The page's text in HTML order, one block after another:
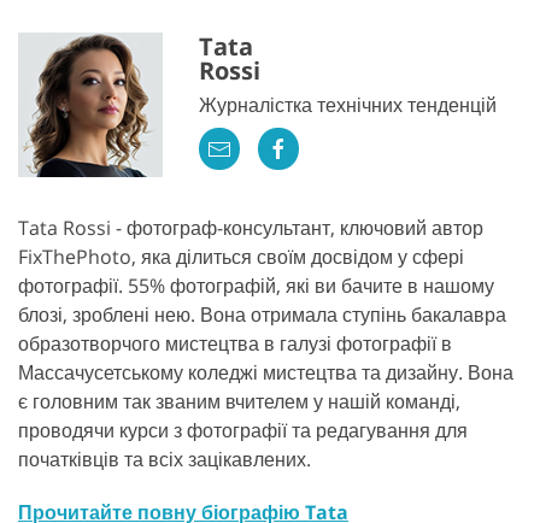
Tata
Rossi
Журналістка технічних тенденцій
Tata Rossi - фотограф-консультант, ключовий автор
FixThePhoto, яка ділиться своїм досвідом у сфері
фотографії. 55% фотографій, які ви бачите в нашому
блозі, зроблені нею. Вона отримала ступінь бакалавра
образотворчого мистецтва в галузі фотографії в
Массачусетському коледжі мистецтва та дизайну. Вона
є головним так званим вчителем у нашій команді,
проводячи курси з фотографії та редагування для
початківців та всіх зацікавлених.
Прочитайте повну біографію Tata